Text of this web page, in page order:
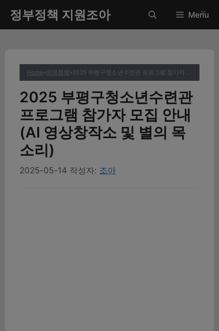
츠
정부정책 지원조아 Menu
Home»지역정책 » 2025 부평구청소년수련관 프로그램 참가자 모집 안내 (AI 영상창작소 및 별의 목소리)
2025 부평구청소년수련관
프로그램 참가자 모집 안내
(AI 영상창작소 및 별의 목
소리)
2025-05-14 작성자: 조아
✕